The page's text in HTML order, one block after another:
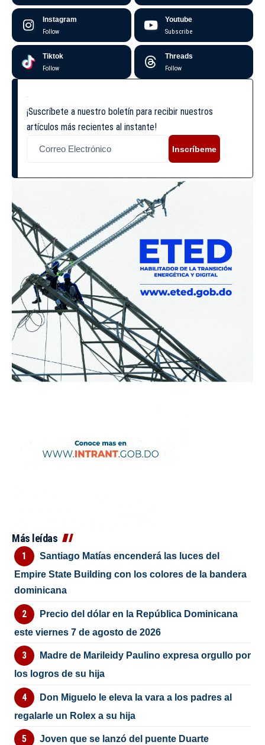
Instagram
Follow
Youtube
Subscribe
Tiktok
Follow
Threads
Follow
¡Suscríbete a nuestro boletín para recibir nuestros
artículos más recientes al instante!
Inscríbeme
Más leídas
Santiago Matías encenderá las luces del
Empire State Building con los colores de la bandera
dominicana
Precio del dólar en la República Dominicana
este viernes 7 de agosto de 2026
Madre de Marileidy Paulino expresa orgullo por
los logros de su hija
Don Miguelo le eleva la vara a los padres al
regalarle un Rolex a su hija
Joven que se lanzó del puente Duarte